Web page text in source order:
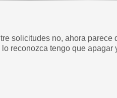
solicitudes no, ahora
reconozca tengo que apagar